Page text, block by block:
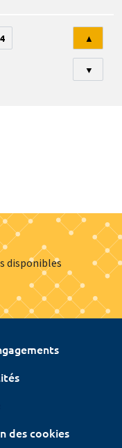
▲
▼
disponibles
des cookies